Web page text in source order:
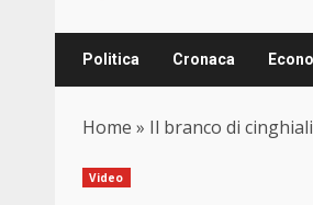
Politica Cronaca
Home » Il branco di
Video